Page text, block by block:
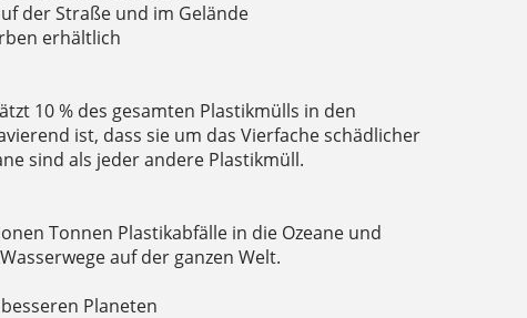
der Straße und im Gelände
erhältlich
10 % des gesamten Plastikmülls in den
ist, dass sie um das Vierfache schädlicher
sind als jeder andere Plastikmüll.
Tonnen Plastikabfälle in die Ozeane und
auf der ganzen Welt.
Planeten